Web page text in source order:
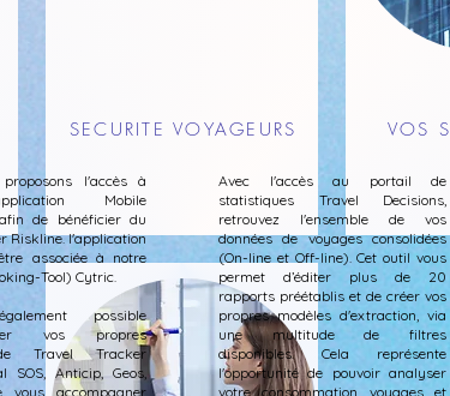
SECURITE VOYAGEURS VOS
l'accès à
Mobile
de bénéficier du
Riskline. l'application
associée à notre
Tool) Cytric.
possible
vos propres
Travel Tracker
SOS, Anticip, Geos,
accompagner
Avec l'accès au portail de
statistiques Travel Decisions,
retrouvez l'ensemble de vos
données de voyages consolidées
(On-line et Off-line). Cet outil vous
permet d’éditer plus de 20
rapports préétablis et de créer vos
propres modèles d'extraction, via
une multitude de filtres
disponibles. Cela représente
l'opportunité de pouvoir analyser
votre consommation voyages et